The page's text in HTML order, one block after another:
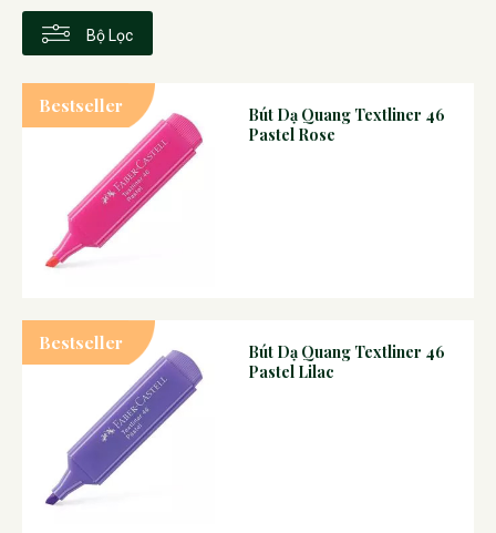
Bộ Lọc
Bestseller
Bút Dạ Quang Textliner 46
Pastel Rose
Bestseller
Bút Dạ Quang Textliner 46
Pastel Lilac